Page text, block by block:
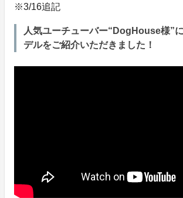
※3/16追記
人気ユーチューバー“DogHouse様”
デルをご紹介いただきました！